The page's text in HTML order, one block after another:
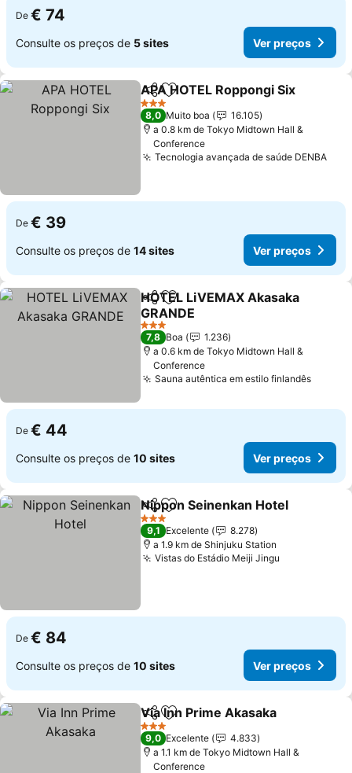
De € 74
Consulte os preços de 5 sites Ver preços
PartilharAdicionar aos favoritos
APA HOTEL Roppongi Six
3 Estrelas
8,0 Muito boa
16.105
a 0.8 km de Tokyo Midtown Hall &
Conference
Tecnologia avançada de saúde DENBA
De € 39
Consulte os preços de 14 sites Ver preços
PartilharAdicionar aos favoritos
HOTEL LiVEMAX Akasaka
GRANDE
3 Estrelas
7,8 Boa
1.236
a 0.6 km de Tokyo Midtown Hall &
Conference
Sauna autêntica em estilo finlandês
De € 44
Consulte os preços de 10 sites Ver preços
PartilharAdicionar aos favoritos
Nippon Seinenkan Hotel
3 Estrelas
9,1 Excelente
8.278
a 1.9 km de Shinjuku Station
Vistas do Estádio Meiji Jingu
De € 84
Consulte os preços de 10 sites Ver preços
PartilharAdicionar aos favoritos
Via Inn Prime Akasaka
3 Estrelas
9,0 Excelente
4.833
a 1.1 km de Tokyo Midtown Hall &
Conference